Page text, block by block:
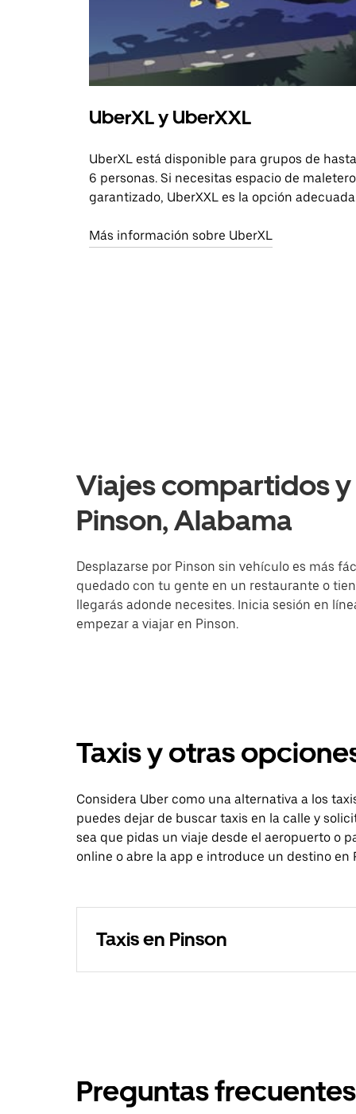
UberXL y UberXXL
UberXL está disponible para grupos de hasta
6 personas. Si necesitas espacio de maletero
garantizado, UberXXL es la opción
Más información sobre UberXL
Viajes compartidos
Pinson, Alabama
Desplazarse por Pinson sin vehículo es más
quedado con tu gente en un restaurante o
llegarás adonde necesites. Inicia sesión en
empezar a viajar en Pinson.
Taxis y otras
Considera Uber como una alternativa a los
puedes dejar de buscar taxis en la calle y
sea que pidas un viaje desde el aeropuerto o
online o abre la app e introduce un destino en
Taxis en Pinson
Preguntas frecuentes